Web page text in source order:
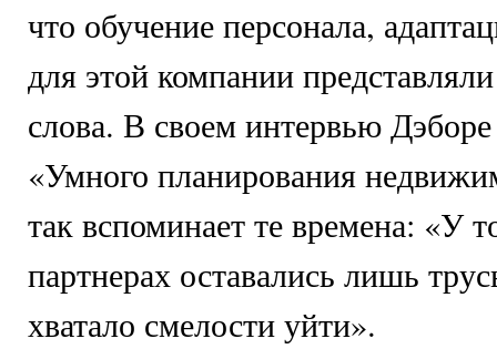
что обучение персонала,
для этой компании
слова. В своем интервью
«Умного планирования
так вспоминает те времена: «У
партнерах оставались лишь
хватало смелости уйти».